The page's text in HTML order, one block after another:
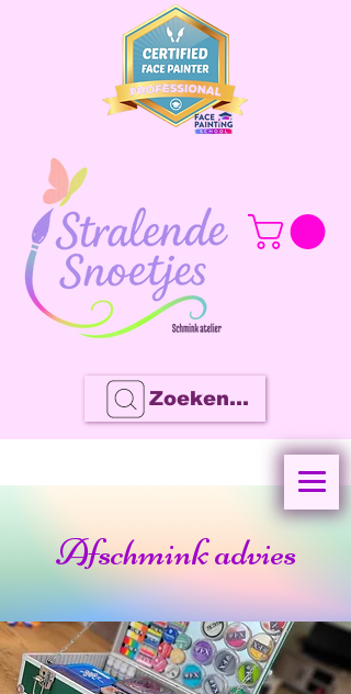
Zoeken...
Afschmink advies